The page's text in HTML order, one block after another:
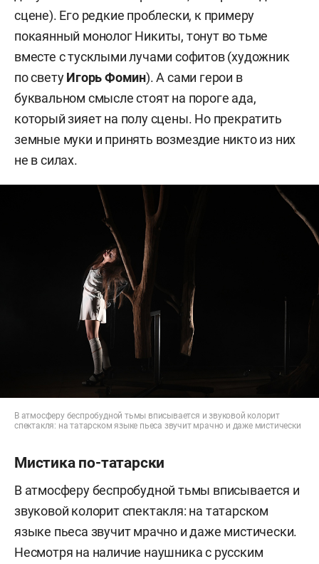
сцене). Его редкие проблески, к примеру
покаянный монолог Никиты, тонут во тьме
вместе с тусклыми лучами софитов (художник
по светуИгорь Фомин). А сами герои в
буквальном смысле стоят на пороге ада,
который зияет на полу сцены. Но прекратить
земные муки и принять возмездие никто из них
не в силах.
В атмосферу беспробудной тьмы вписывается и звуковой колорит
спектакля: на татарском языке пьеса звучит мрачно и даже мистически
Мистика по-татарски
В атмосферу беспробудной тьмы вписывается и
звуковой колорит спектакля: на татарском
языке пьеса звучит мрачно и даже мистически.
Несмотря на наличие наушника с русским